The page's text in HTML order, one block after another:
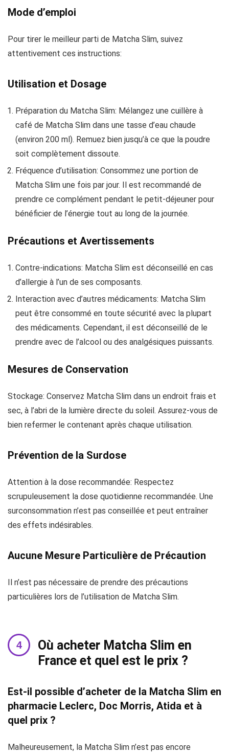
Mode d’emploi
Pour tirer le meilleur parti de Matcha Slim, suivez
attentivement ces instructions:
Utilisation et Dosage
Préparation du Matcha Slim: Mélangez une cuillère à
café de Matcha Slim dans une tasse d’eau chaude
(environ 200 ml). Remuez bien jusqu’à ce que la poudre
soit complètement dissoute.
Fréquence d’utilisation: Consommez une portion de
Matcha Slim une fois par jour. Il est recommandé de
prendre ce complément pendant le petit-déjeuner pour
bénéficier de l’énergie tout au long de la journée.
Précautions et Avertissements
Contre-indications: Matcha Slim est déconseillé en cas
d’allergie à l’un de ses composants.
Interaction avec d’autres médicaments: Matcha Slim
peut être consommé en toute sécurité avec la plupart
des médicaments. Cependant, il est déconseillé de le
prendre avec de l’alcool ou des analgésiques puissants.
Mesures de Conservation
Stockage: Conservez Matcha Slim dans un endroit frais et
sec, à l’abri de la lumière directe du soleil. Assurez-vous de
bien refermer le contenant après chaque utilisation.
Prévention de la Surdose
Attention à la dose recommandée: Respectez
scrupuleusement la dose quotidienne recommandée. Une
surconsommation n’est pas conseillée et peut entraîner
des effets indésirables.
Aucune Mesure Particulière de Précaution
Il n’est pas nécessaire de prendre des précautions
particulières lors de l’utilisation de Matcha Slim.
Où acheter Matcha Slim en
France et quel est le prix ?
Est-il possible d’acheter de la Matcha Slim en
pharmacie Leclerc, Doc Morris, Atida et à
quel prix ?
Malheureusement, la Matcha Slim n’est pas encore